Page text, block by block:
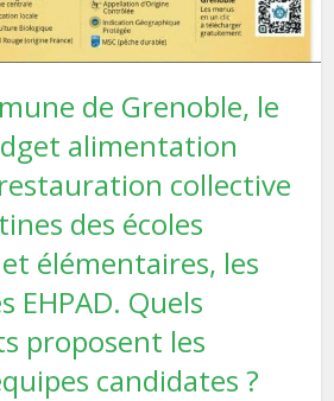
de Grenoble, le
alimentation
collective
des écoles
élémentaires, les
EHPAD. Quels
proposent les
candidates ?